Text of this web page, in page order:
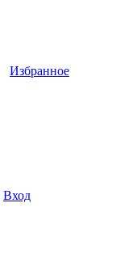
Избранное
Вход